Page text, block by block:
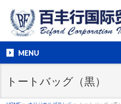
MENU
トートバッグ（黒）